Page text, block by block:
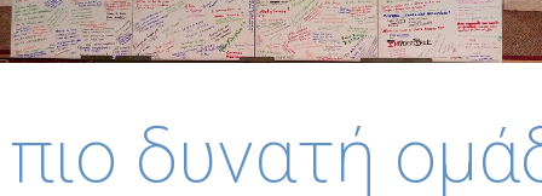
δυνατή